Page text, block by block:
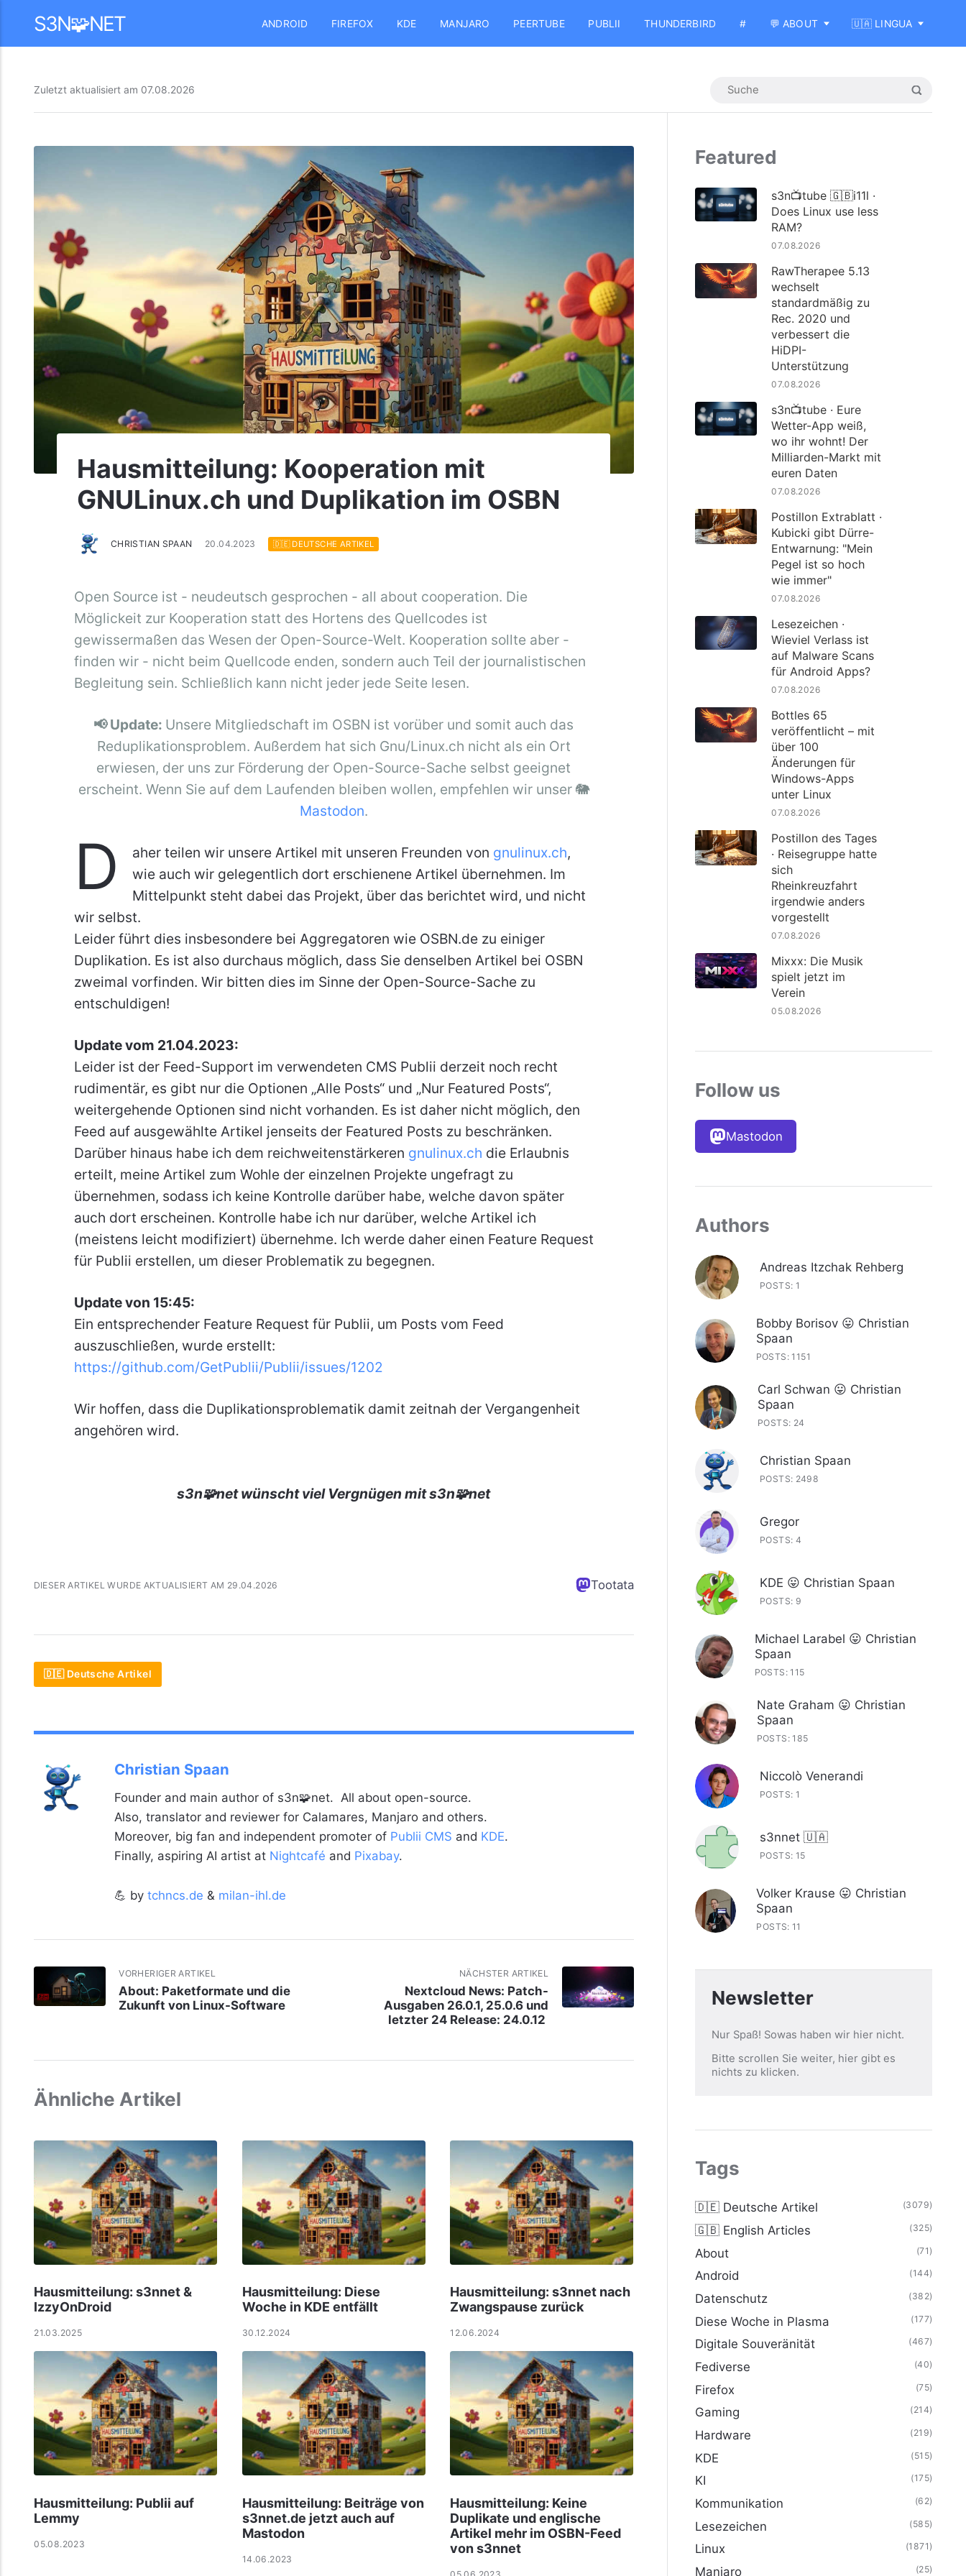
S3N🧩NET ANDROID FIREFOX KDE MANJARO PEERTUBE PUBLII THUNDERBIRD # 💬 ABOUT 🇺🇦 LINGUA
Zuletzt aktualisiert am 07.08.2026
Hausmitteilung: Kooperation mit
GNULinux.ch und Duplikation im OSBN
CHRISTIAN SPAAN 20.04.2023 🇩🇪 DEUTSCHE ARTIKEL
Open Source ist - neudeutsch gesprochen - all about cooperation. Die
Möglickeit zur Kooperation statt des Hortens des Quellcodes ist
gewissermaßen das Wesen der Open-Source-Welt. Kooperation sollte aber -
finden wir - nicht beim Quellcode enden, sondern auch Teil der journalistischen
Begleitung sein. Schließlich kann nicht jeder jede Seite lesen.
📢 Update: Unsere Mitgliedschaft im OSBN ist vorüber und somit auch das
Reduplikationsproblem. Außerdem hat sich Gnu/Linux.ch nicht als ein Ort
erwiesen, der uns zur Förderung der Open-Source-Sache selbst geeignet
erscheint. Wenn Sie auf dem Laufenden bleiben wollen, empfehlen wir unser 🐘
Mastodon.
D aher teilen wir unsere Artikel mit unseren Freunden von gnulinux.ch,
wie auch wir gelegentlich dort erschienene Artikel übernehmen. Im
Mittelpunkt steht dabei das Projekt, über das berichtet wird, und nicht
wir selbst.
Leider führt dies insbesondere bei Aggregatoren wie OSBN.de zu einiger
Duplikation. Es ist also durchaus möglich, dass Sie denselben Artikel bei OSBN
zweimal vorfinden. Wir bitten dies im Sinne der Open-Source-Sache zu
entschuldigen!
Update vom 21.04.2023:
Leider ist der Feed-Support im verwendeten CMS Publii derzeit noch recht
rudimentär, es gibt nur die Optionen „Alle Posts“ und „Nur Featured Posts“,
weitergehende Optionen sind nicht vorhanden. Es ist daher nicht möglich, den
Feed auf ausgewählte Artikel jenseits der Featured Posts zu beschränken.
Darüber hinaus habe ich dem reichweitenstärkeren gnulinux.ch die Erlaubnis
erteilt, meine Artikel zum Wohle der einzelnen Projekte ungefragt zu
übernehmen, sodass ich keine Kontrolle darüber habe, welche davon später
auch dort erscheinen. Kontrolle habe ich nur darüber, welche Artikel ich
(meistens leicht modifiziert) übernehme. Ich werde daher einen Feature Request
für Publii erstellen, um dieser Problematik zu begegnen.
Update von 15:45:
Ein entsprechender Feature Request für Publii, um Posts vom Feed
auszuschließen, wurde erstellt:
https://github.com/GetPublii/Publii/issues/1202
Wir hoffen, dass die Duplikationsproblematik damit zeitnah der Vergangenheit
angehören wird.
s3n🧩net wünscht viel Vergnügen mit s3n🧩net
DIESER ARTIKEL WURDE AKTUALISIERT AM 29.04.2026 Tootata
🇩🇪 Deutsche Artikel
Christian Spaan
Founder and main author of s3n🧩net. All about open-source.
Also, translator and reviewer for Calamares, Manjaro and others.
Moreover, big fan and independent promoter of Publii CMS and KDE.
Finally, aspiring AI artist at Nightcafé and Pixabay.
💪 by tchncs.de & milan-ihl.de
VORHERIGER ARTIKEL
About: Paketformate und die
Zukunft von Linux-Software
NÄCHSTER ARTIKEL
Nextcloud News: Patch-
Ausgaben 26.0.1, 25.0.6 und
letzter 24 Release: 24.0.12
Ähnliche Artikel
Hausmitteilung: s3nnet &
IzzyOnDroid
21.03.2025
Hausmitteilung: Diese
Woche in KDE entfällt
30.12.2024
Hausmitteilung: s3nnet nach
Zwangspause zurück
12.06.2024
Hausmitteilung: Publii auf
Lemmy
05.08.2023
Hausmitteilung: Beiträge von
s3nnet.de jetzt auch auf
Mastodon
14.06.2023
Hausmitteilung: Keine
Duplikate und englische
Artikel mehr im OSBN-Feed
von s3nnet
Featured
s3n📺tube 🇬🇧i11l ·
Does Linux use less
RAM?
07.08.2026
RawTherapee 5.13
wechselt
standardmäßig zu
Rec. 2020 und
verbessert die
HiDPI-
Unterstützung
07.08.2026
s3n📺tube · Eure
Wetter-App weiß,
wo ihr wohnt! Der
Milliarden-Markt mit
euren Daten
07.08.2026
Postillon Extrablatt ·
Kubicki gibt Dürre-
Entwarnung: "Mein
Pegel ist so hoch
wie immer"
07.08.2026
Lesezeichen ·
Wieviel Verlass ist
auf Malware Scans
für Android Apps?
07.08.2026
Bottles 65
veröffentlicht – mit
über 100
Änderungen für
Windows-Apps
unter Linux
07.08.2026
Postillon des Tages
· Reisegruppe hatte
sich
Rheinkreuzfahrt
irgendwie anders
vorgestellt
07.08.2026
Mixxx: Die Musik
spielt jetzt im
Verein
05.08.2026
Follow us
Mastodon
Authors
Andreas Itzchak Rehberg
POSTS: 1
Bobby Borisov 😛 Christian
Spaan
POSTS: 1151
Carl Schwan 😛 Christian
Spaan
POSTS: 24
Christian Spaan
POSTS: 2498
Gregor
POSTS: 4
KDE 😛 Christian Spaan
POSTS: 9
Michael Larabel 😛 Christian
Spaan
POSTS: 115
Nate Graham 😛 Christian
Spaan
POSTS: 185
Niccolò Venerandi
POSTS: 1
s3nnet 🇺🇦
POSTS: 15
Volker Krause 😛 Christian
Spaan
POSTS: 11
Newsletter
Nur Spaß! Sowas haben wir hier nicht.
Bitte scrollen Sie weiter, hier gibt es
nichts zu klicken.
Tags
🇩🇪 Deutsche Artikel (3079)
🇬🇧 English Articles (325)
About (71)
Android (144)
Datenschutz (382)
Diese Woche in Plasma (177)
Digitale Souveränität (467)
Fediverse (40)
Firefox (75)
Gaming (214)
Hardware (219)
KDE (515)
KI (175)
Kommunikation (62)
Lesezeichen (585)
Linux (1871)
Manjaro (25)